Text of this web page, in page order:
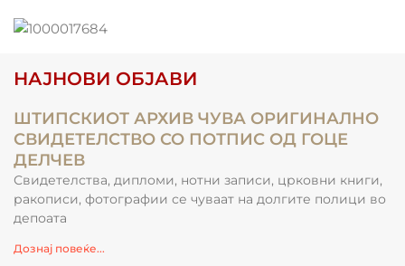
НАЈНОВИ ОБЈАВИ
ШТИПСКИОТ АРХИВ ЧУВА ОРИГИНАЛНО
СВИДЕТЕЛСТВО СО ПОТПИС ОД ГОЦЕ
ДЕЛЧЕВ
Свидетелства, дипломи, нотни записи, црковни книги,
ракописи, фотографии се чуваат на долгите полици во
депоата
Дознај повеќе...